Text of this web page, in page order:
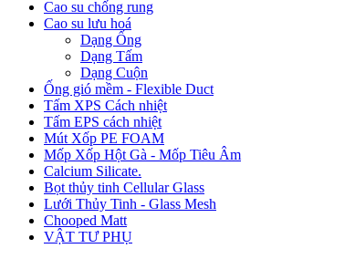
Cao su chống rung
Cao su lưu hoá
Dạng Ống
Dạng Tấm
Dạng Cuộn
Ống gió mềm - Flexible Duct
Tấm XPS Cách nhiệt
Tấm EPS cách nhiệt
Mút Xốp PE FOAM
Mốp Xốp Hột Gà - Mốp Tiêu Âm
Calcium Silicate.
Bọt thủy tinh Cellular Glass
Lưới Thủy Tinh - Glass Mesh
Chooped Matt
VẬT TƯ PHỤ